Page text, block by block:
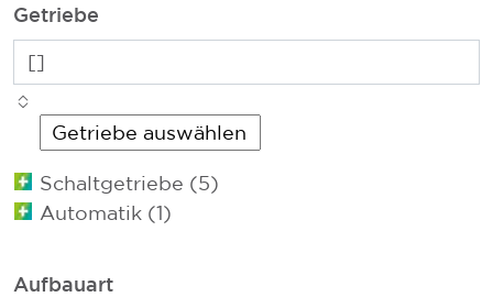
Getriebe
Schaltgetriebe (5)
Automatik (1)
Aufbauart